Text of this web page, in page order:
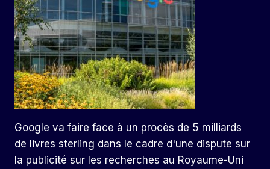
Google va faire face à un procès de 5 milliards
de livres sterling dans le cadre d'une dispute sur
la publicité sur les recherches au Royaume-Uni